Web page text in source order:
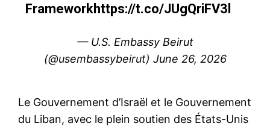
Frameworkhttps://t.co/JUgQriFV3l
— U.S. Embassy Beirut
(@usembassybeirut) June 26, 2026
Le Gouvernement d’Israël et le Gouvernement
du Liban, avec le plein soutien des États-Unis